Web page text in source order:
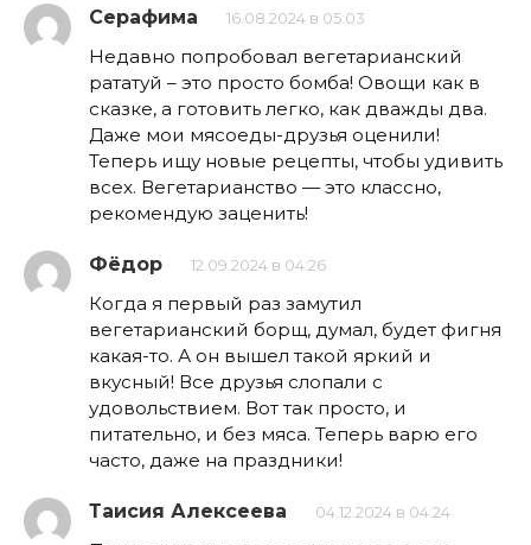
Серафима 16.08.2024 в 05:03
Недавно попробовал вегетарианский
рататуй – это просто бомба! Овощи как в
сказке, а готовить легко, как дважды два.
Даже мои мясоеды-друзья оценили!
Теперь ищу новые рецепты, чтобы удивить
всех. Вегетарианство — это классно,
рекомендую заценить!
Фёдор 12.09.2024 в 04:26
Когда я первый раз замутил
вегетарианский борщ, думал, будет фигня
какая-то. А он вышел такой яркий и
вкусный! Все друзья слопали с
удовольствием. Вот так просто, и
питательно, и без мяса. Теперь варю его
часто, даже на праздники!
Таисия Алексеева 04.12.2024 в 04:24